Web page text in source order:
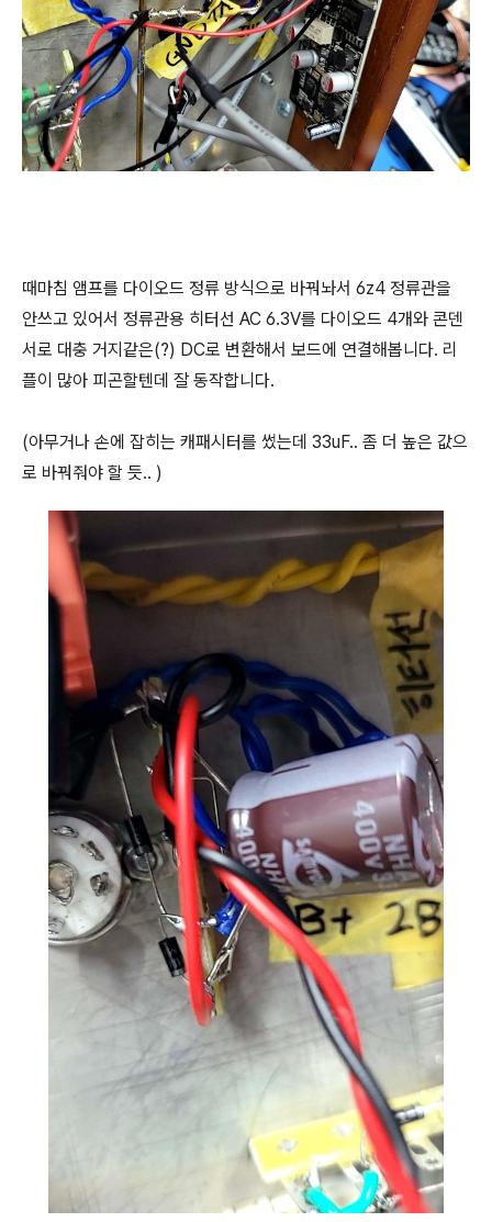
때마침 앰프를 다이오드 정류 방식으로 바꿔놔서 6z4 정류관을
안쓰고 있어서 정류관용 히터선 AC 6.3V를 다이오드 4개와 콘덴
서로 대충 거지같은(?) DC로 변환해서 보드에 연결해봅니다. 리
플이 많아 피곤할텐데 잘 동작합니다.
(아무거나 손에 잡히는 캐패시터를 썼는데 33uF.. 좀 더 높은 값으
로 바꿔줘야 할 듯.. )